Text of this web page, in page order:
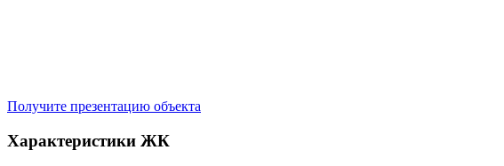
Получите презентацию объекта
Характеристики ЖК